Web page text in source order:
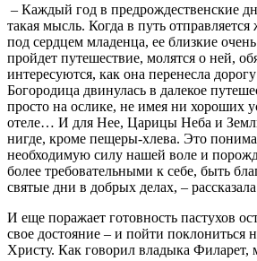
– Каждый год в предрождественские
такая мысль. Когда в путь
под сердцем младенца, ее близкие
пройдет путешествие, молятся о ней,
интересуются, как она перенесла
Богородица двинулась в далекое
просто на ослике, не имея ни хороших
отеле… И для Нее, Царицы Неба и
нигде, кроме пещеры-хлева. Это
необходимую силу нашей воле и
более требовательными к себе, быть
святые дни в добрых делах, –
И еще поражает готовность пастухов
свое достояние – и пойти поклониться
Христу. Как говорил владыка Филарет,